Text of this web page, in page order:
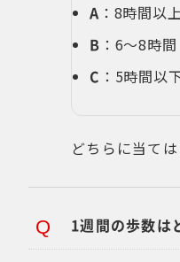
A ：8時間以上
B ：6〜8時間
C ：5時間以
どちらに当て
1週間の歩数は